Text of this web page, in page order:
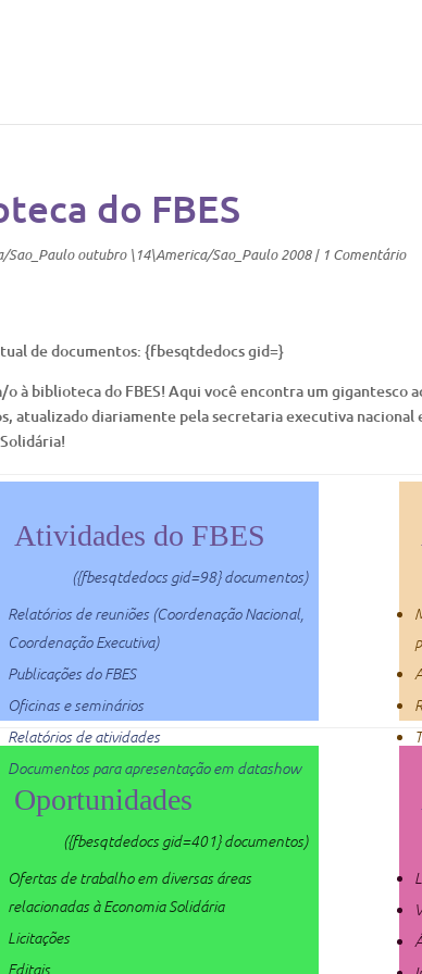
do FBES
Sao_Paulo outubro \14\America/Sao_Paulo 2008| 1 Comentário
de documentos: {fbesqtdedocs gid=}
o à biblioteca do FBES! Aqui você encontra um gigantesco
atualizado diariamente pela secretaria executiva nacional
Atividades do FBES
({fbesqtdedocs gid=98} documentos)
Relatórios de reuniões (Coordenação Nacional,
Coordenação Executiva)
Publicações do FBES
Oficinas e seminários
Relatórios de atividades
Documentos para apresentação em datashow
Oportunidades
({fbesqtdedocs gid=401} documentos)
Ofertas de trabalho em diversas áreas
relacionadas à Economia Solidária
Licitações
Editais